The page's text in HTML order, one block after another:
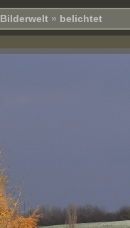
» belichtet